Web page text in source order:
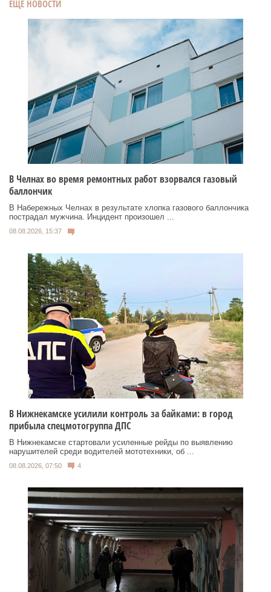
ЕЩЕ НОВОСТИ
В Челнах во время ремонтных работ взорвался газовый
баллончик
В Набережных Челнах в результате хлопка газового баллончика
пострадал мужчина. Инцидент произошел ...
08.08.2026, 15:37
В Нижнекамске усилили контроль за байками: в город
прибыла спецмотогруппа ДПС
В Нижнекамске стартовали усиленные рейды по выявлению
нарушителей среди водителей мототехники, об ...
08.08.2026, 07:50 4